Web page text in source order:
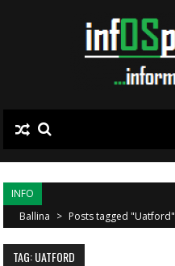
INFO
Ballina > Posts tagged "Uatford"
TAG: UATFORD